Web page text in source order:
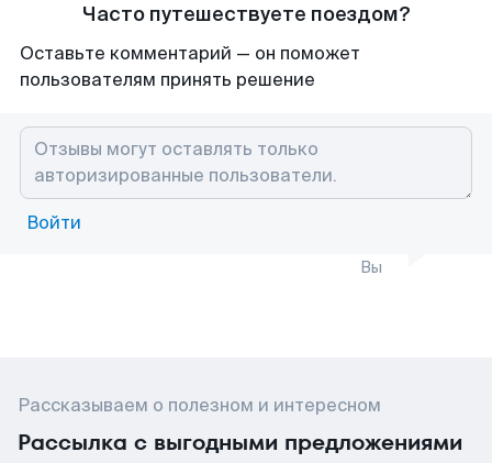
Часто путешествуете поездом?
Оставьте комментарий — он поможет
пользователям принять решение
Войти
Вы
Рассказываем о полезном и интересном
Рассылка с выгодными предложениями